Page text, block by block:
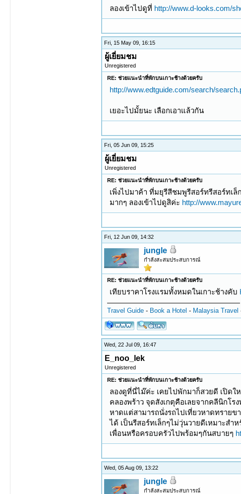
ลองเข้าไปดูที่ http://www.d-looks.com/
Fri, 15 May 09, 16:15
ผู้เยี่ยมชม
Unregistered
RE: ช่วยแนะนำที่พักบนเกาะช้างด้วยครับ
http://www.edtguide.com/search/
เยอะไปมั้ยนะ เลือกเอาแล้วกัน
Fri, 05 Jun 09, 15:25
ผู้เยี่ยมชม
Unregistered
RE: ช่วยแนะนำที่พักบนเกาะช้างด้วยครับ
เพิ่งไปมาค้า ที่มยุรีสีชมพูรีสอร์ทรีสอร์ทเ
มากๆ ลองเข้าไปดูสิค่ะ http://
Fri, 12 Jun 09, 14:32
jungle
กำลังสะสมประสบการณ์
RE: ช่วยแนะนำที่พักบนเกาะช้างด้วยครับ
เทียบราคาโรงแรมทั้งหมดในเกาะช้างคับ
Travel Guide - Book a Hotel - Malaysia Travel
Wed, 22 Jul 09, 16:47
E_noo_lek
Unregistered
RE: ช่วยแนะนำที่พักบนเกาะช้างด้วยครับ
ลองดูที่นี่ไม๊ค่ะ เคยไปพักมาก็สวยดี เปิด
คลองพร้าว จุดสังเกตุคือเลยจากคลีนิกโ
หาดแต่สามารถนั่งรถไปเที่ยวหาดทรายข
ได้ เป็นรีสอร์ทเล็กๆไม่วุ่นวายดีเหมาะส
เพื่อนหรือครอบครัวไปพร้อมๆกันสบายๆ
Wed, 05 Aug 09, 13:22
jungle
กำลังสะสมประสบการณ์